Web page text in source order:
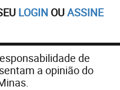
LOGIN OUASSINE
de
a opinião do